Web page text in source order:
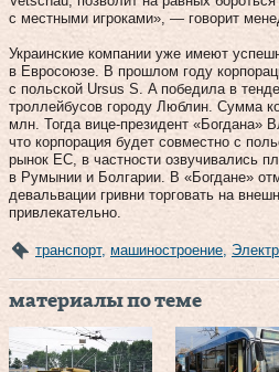
с местными игроками», — говорит
Украинские компании уже имеют
в Евросоюзе. В прошлом году
с польской Ursus S. A победила в
троллейбусов городу Люблин. Сумма
млн. Тогда вице-президент «Богдана»
что корпорация будет совместно с
рынок ЕС, в частности озвучивались
в Румынии и Болгарии. В «Богдане»
девальвации гривни торговать на
привлекательно.
транспорт, машиностроение
материалы по теме